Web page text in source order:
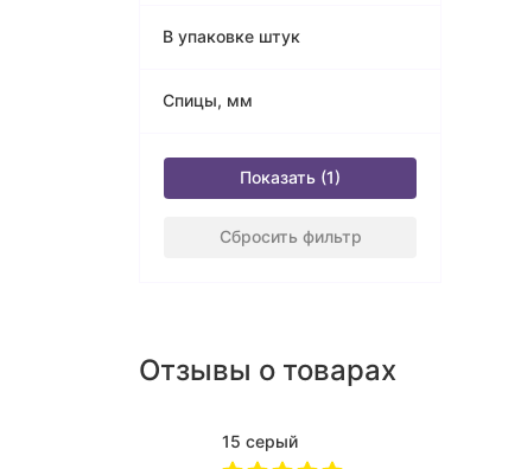
В упаковке штук
Спицы, мм
Показать
Сбросить фильтр
Отзывы о товарах
15 серый